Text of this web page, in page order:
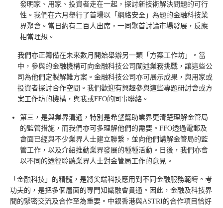
發明家、用家、投資者走在一起，探討新技術解決問題的可行
性。我們在六月舉行了首場以「網絡安全」為題的金融科技業
界聚會。當日約有二百人出席，一同聚首討論市場發展，反應
相當理想。
我們亦正籌備在未來數月開始舉辦另一類「方案工作坊」。當
中，參與的金融機構可向金融科技公司闡述業務挑戰，讓這些公
司為他們定製解難方案。金融科技公司亦可展示成果，與用家或
投資者探討合作空間。我們歡迎有興趣參與這些專題研討會或方
案工作坊的機構，與我或FFO的同事聯絡。
第三，是與業界溝通，特別是希望幫助業界更清楚理解金管局
的監管措施，而我們亦可多理解他們的需要。FFO透過電郵及
會面已經與不少業界人士建立聯繫，並向他們講解金管局的監
管工作，以及介紹推動業界發展的種種活動。日後，我們亦會
以不同的途徑聆聽業界人士對金管局工作的意見。
「金融科技」的精髓，是將尖端科技應用到不同金融服務範疇。考
功夫的，是把多個層面的專門知識融會貫通。因此，金融及科技界
間的緊密交流及合作至為重要。中銀香港與ASTRI的合作項目恰好